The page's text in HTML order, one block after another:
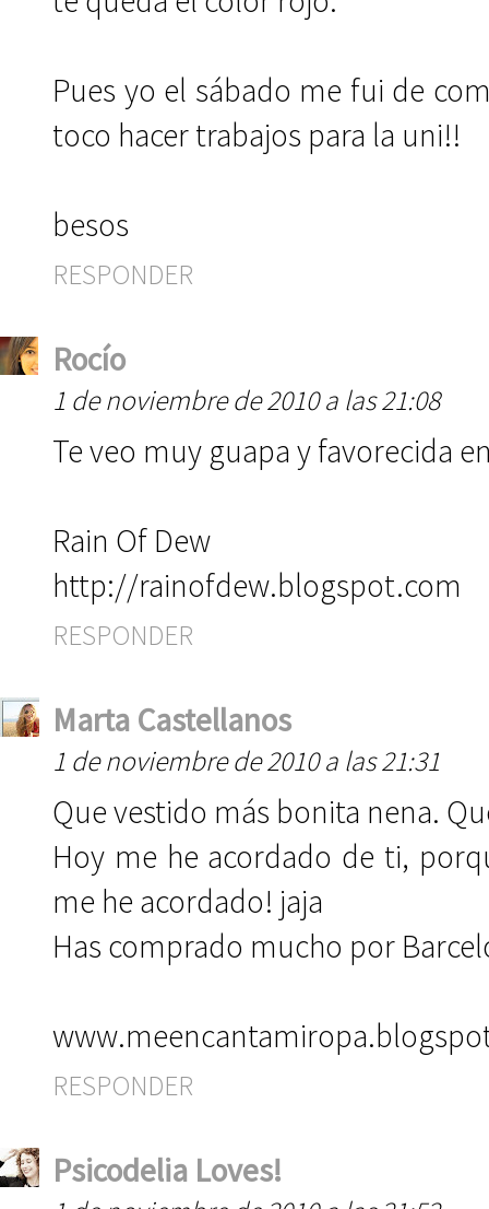
Pues yo el sábado me fui de
toco hacer trabajos para la uni!!
besos
RESPONDER
Rocío
1 de noviembre de 2010 a las 21:08
Te veo muy guapa y favorecida
Rain Of Dew
http://rainofdew.blogspot.com
RESPONDER
Marta Castellanos
1 de noviembre de 2010 a las 21:31
Que vestido más bonita nena.
Hoy me he acordado de ti,
me he acordado! jaja
Has comprado mucho por
RESPONDER
Psicodelia Loves!